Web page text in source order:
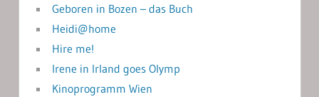
Geboren in Bozen – das Buch
Heidi@home
Hire me!
Irene in Irland goes Olymp
Kinoprogramm Wien